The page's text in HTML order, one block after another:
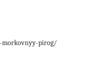
morkovnyy-pirog/